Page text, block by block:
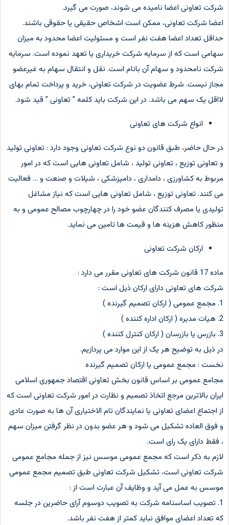
شرکت تعاونی اعضا نامیده می شوند، صورت می گیرد.
اعضا شرکت تعاونی، ممکن است اشخاص حقیقی یا حقوقی باشند.
حداقل تعداد اعضا هفت نفر است و مسئولیت اعضا محدود به میزان
سهامی است که از سرمایه شرکت خریداری یا تعهد نموده است. سرمایه
شرکت نامحدود و سهام آن بانام است. نقل و انتقال سهام به غیرعضو
مجاز نیست. شرط عضویت در شرکت تعاونی، خرید و پرداخت تمام بهای
لااقل یک سهم می باشد. در این شرکت باید کلمه ” تعاونی ” قید شود.
انواع شرکت های تعاونی
در حال حاضر، طبق قانون دو نوع شرکت تعاونی وجود دارد : تعاونی تولید
و تعاونی توزیع ، تعاونی تولید ، شامل تعاونی هایی است که در امور
مربوط به کشاورزی ، دامداری ، دامپزشکی ، شیلات و صنعت و … فعالیت
می کنند. تعاونی توزیع ، شامل تعاونی هایی است که نیاز مشاغل
تولیدی یا مصرف کنندگان عضو خود را در چهارچوب مصالح عمومی و به
منظور کاهش هزینه ها و قیمت ها تامین می نماید.
ارکان شرکت تعاونی
ماده 17 قانون شرکت های تعاونی مقرر می دارد :
شرکت های تعاونی دارای ارکان ذیل است :
1. مجمع عمومی ( ارکان تصمیم گیرنده )
2. هیات مدیره ( ارکان اداره کننده )
3. بازرس یا بازرسان ( ارکان کنترل کننده )
در ذیل به توضیح هر یک از این موارد می پردازیم.
نخست : مجمع عمومی یا ارکان تصمیم گیرنده
مجامع عمومی بر اساس قانون بخش تعاونی اقتصاد جمهوری اسلامی
ایران بالاترین مرجع اتخاذ تصمیم و نظارت در امور شرکت تعاونی است که
از اجتماع اعضای تعاونی یا نمایندگان تام الاختیاری آن ها به صورت عادی
و فوق العاده تشکیل می شود و هر عضو بدون در نظر گرفتن میزان سهم
، فقط دارای یک رای است.
لازم به ذکر است که مجمع عمومی موسس نیز از جمله مجامع عمومی
شرکت تعاونی است، تشکیل شرکت تعاونی طبق تصمیم مجمع عمومی
موسس به عمل می آید و وظایف آن عبارت است از :
1. تصویب اساسنامه شرکت به تصویب دوسوم آرای حاضرین در جلسه
که تعداد اعضای موافق نباید کمتر از هفت نفر باشد.